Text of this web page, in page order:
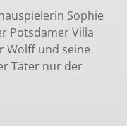
Sophie
Potsdamer Villa
Wolff und seine
Täter nur der